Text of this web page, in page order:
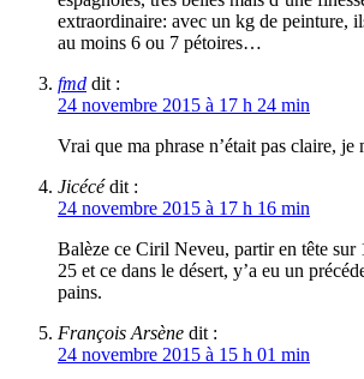
extraordinaire: avec un kg de peinture,
au moins 6 ou 7 pétoires…
fmd dit :
24 novembre 2015 à 17 h 24 min
Vrai que ma phrase n’était pas claire, je
Jicécé dit :
24 novembre 2015 à 17 h 16 min
Balèze ce Ciril Neveu, partir en tête sur
25 et ce dans le désert, y’a eu un
pains.
François Arsène dit :
24 novembre 2015 à 15 h 01 min